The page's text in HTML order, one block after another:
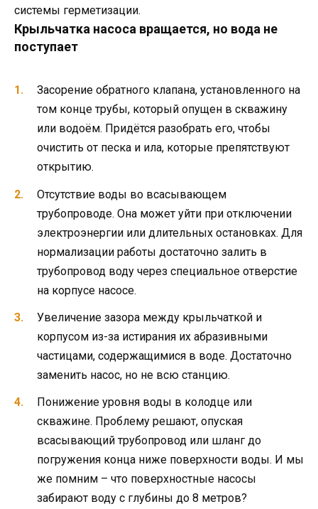
системы герметизации.
Крыльчатка насоса вращается, но вода не
поступает
Засорение обратного клапана, установленного на
том конце трубы, который опущен в скважину
или водоём. Придётся разобрать его, чтобы
очистить от песка и ила, которые препятствуют
открытию.
Отсутствие воды во всасывающем
трубопроводе. Она может уйти при отключении
электроэнергии или длительных остановках. Для
нормализации работы достаточно залить в
трубопровод воду через специальное отверстие
на корпусе насосе.
Увеличение зазора между крыльчаткой и
корпусом из-за истирания их абразивными
частицами, содержащимися в воде. Достаточно
заменить насос, но не всю станцию.
Понижение уровня воды в колодце или
скважине. Проблему решают, опуская
всасывающий трубопровод или шланг до
погружения конца ниже поверхности воды. И мы
же помним – что поверхностные насосы
забирают воду с глубины до 8 метров?